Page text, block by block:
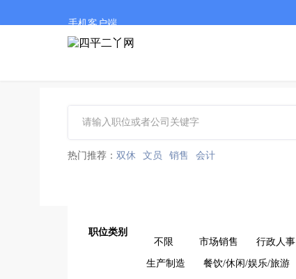
手机客户端
热门推荐： 双休 文员 销售 会计
职位类别
不限
市场销售 行政人事
生产制造 餐饮/休闲/娱乐/旅游